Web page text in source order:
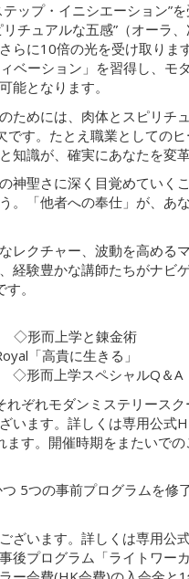
ップ・イニシエーション”
チュアルな五感”（オーラ
らに10倍の光を受け取りま
ベーション」を習得し、モ
能となります。
ためには、肉体とスピリチ
です。たとえ職業としての
知識が、確実にあなたを変
神聖さに深く目覚めていく
。「他者への奉仕」が、あ
レクチャー、波動を高める
経験豊かな講師たちがナビ
。
◇形而上学と錬金術
「高貴に生きる」
◇形而上学スペシャルQ＆A
ぞれモダンミステリース
います。詳しくは専用公式
す。開催時期をまたいで
5つの事前プログラムを修
ざいます。詳しくは専用公
後プログラム「ライトワー